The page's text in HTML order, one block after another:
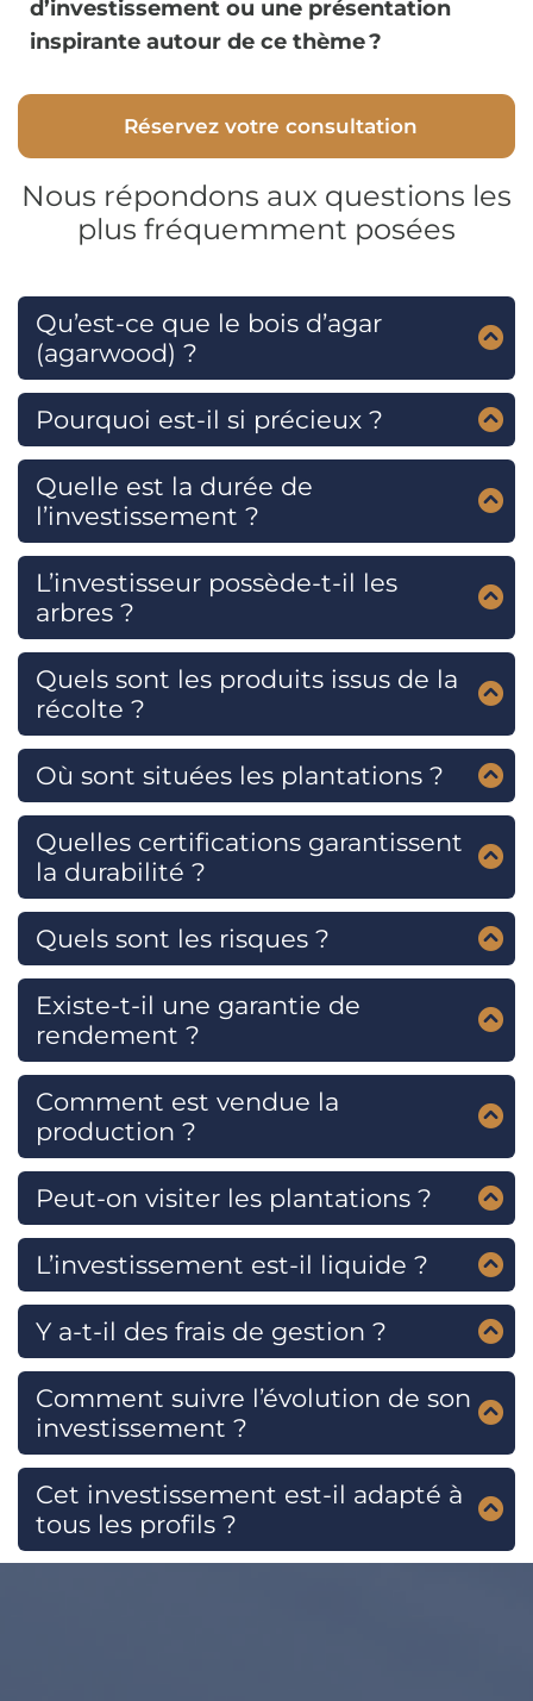
d’investissement ou une présentation
inspirante autour de ce thème ?
Réservez votre consultation
Nous répondons aux questions les
plus fréquemment posées
Qu’est-ce que le bois d’agar
(agarwood) ?
C’est un bois résineux rare produit par l’arbre
Aquilaria lorsqu’il est infecté naturellement ou
artificiellement.
Pourquoi est-il si précieux ?
Il est utilisé pour fabriquer l’huile d’oud, très
prisée dans la parfumerie de luxe et les rituels
religieux.
Quelle est la durée de
l’investissement ?
Environ 7 à 15 ans, le temps que les arbres
produisent la résine.
L’investisseur possède-t-il les
arbres ?
Oui, chaque arbre est numéroté et associé à un
contrat.
Quels sont les produits issus de la
récolte ?
Huile d’oud, copeaux de bois, extraits pour
parfumerie et encens.
Où sont situées les plantations ?
Principalement en Thaïlande, avec des
opérations aussi en Malaisie et Indonésie.
Quelles certifications garantissent
la durabilité ?
PEFC et Global GAP pour certaines plantations.
Quels sont les risques ?
Risques agricoles, fluctuations du marché du
bois d’agar, incertitudes sur la revente.
Existe-t-il une garantie de
rendement ?
Non, les rendements sont estimés mais non
garantis.
Comment est vendue la
production ?
Plantations International gère la vente via ses
réseaux commerciaux.
Peut-on visiter les plantations ?
Oui, des visites sont proposées aux investisseurs.
L’investissement est-il liquide ?
Non, il faut attendre la récolte pour percevoir les
revenus.
Y a-t-il des frais de gestion ?
Oui, mais ils sont inclus dans le prix initial des
arbres.
Comment suivre l’évolution de son
investissement ?
Via un portail client en ligne.
Cet investissement est-il adapté à
tous les profils ?
Non, il convient plutôt aux investisseurs patients,